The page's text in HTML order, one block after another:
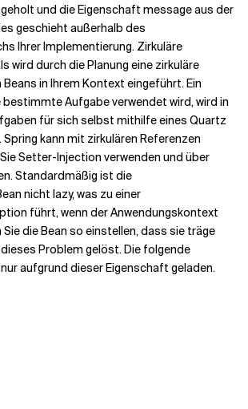
und die Eigenschaft message aus der
geschieht außerhalb des
Ihrer Implementierung. Zirkuläre
wird durch die Planung eine zirkuläre
in Ihrem Kontext eingeführt. Ein
bestimmte Aufgabe verwendet wird, wird in
für sich selbst mithilfe eines Quartz
kann mit zirkulären Referenzen
Setter-Injection verwenden und über
Standardmäßig ist die
nicht lazy, was zu einer
führt, wenn der Anwendungskontext
Sie die Bean so einstellen, dass sie träge
Problem gelöst. Die folgende
aufgrund dieser Eigenschaft geladen.